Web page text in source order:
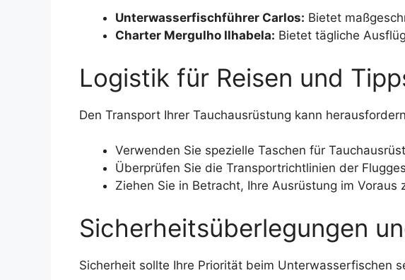
Unterwasserfischführer Carlos: Bietet
Charter Mergulho Ilhabela: Bietet tägliche
Logistik für Reisen und
Den Transport Ihrer Tauchausrüstung kann
Verwenden Sie spezielle Taschen für
Überprüfen Sie die Transportrichtlinien der
Ziehen Sie in Betracht, Ihre Ausrüstung im
Sicherheitsüberlegungen
Sicherheit sollte Ihre Priorität beim Unterwasserfischen